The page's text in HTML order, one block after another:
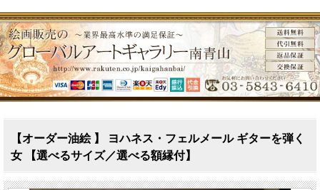
【オーダー油絵 】 ヨハネス・フェルメール ギターを弾く
女 【選べるサイズ／選べる額縁付】